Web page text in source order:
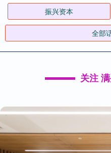
振兴资本
全部
关注